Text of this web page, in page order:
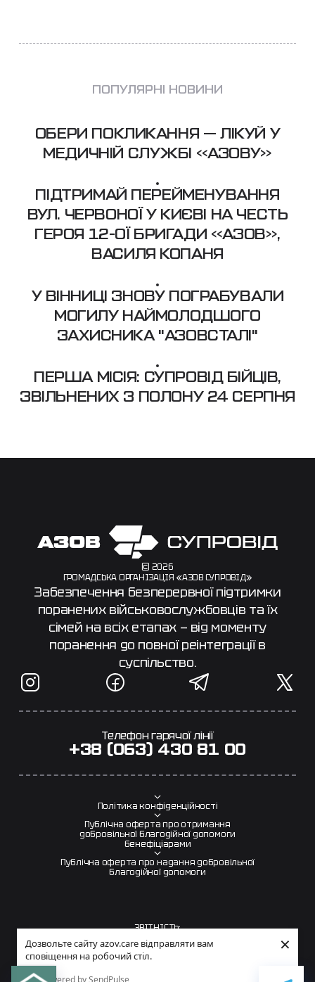
Дозвольте сайту azov.care відправляти вам
сповіщення на робочий стіл.
Powered by SendPulse
×
ПОПУЛЯРНІ НОВИНИ
ОБЕРИ ПОКЛИКАННЯ — ЛІКУЙ У
МЕДИЧНІЙ СЛУЖБІ «АЗОВУ»
ПІДТРИМАЙ ПЕРЕЙМЕНУВАННЯ
ВУЛ. ЧЕРВОНОЇ У КИЄВІ НА ЧЕСТЬ
ГЕРОЯ 12-ОЇ БРИГАДИ «АЗОВ»,
ВАСИЛЯ КОПАНЯ
У ВІННИЦІ ЗНОВУ ПОГРАБУВАЛИ
МОГИЛУ НАЙМОЛОДШОГО
ЗАХИСНИКА "АЗОВСТАЛІ"
ПЕРША МІСІЯ: СУПРОВІД БІЙЦІВ,
ЗВІЛЬНЕНИХ З ПОЛОНУ 24 СЕРПНЯ
© 2026
ГРОМАДСЬКА ОРГАНІЗАЦІЯ «АЗОВ СУПРОВІД»
Забезпечення безперервної підтримки
поранених військовослужбовців та їх
сімей на всіх етапах — від моменту
поранення до повної реінтеграції в
суспільство.
Телефон гарячої лінії
+38 (063) 430 81 00
Політика конфіденційності
Публічна оферта про отримання
добровільної благодійної допомоги
бенефіціарами
Публічна оферта про надання добровільної
благодійної допомоги
ЗВІТНІСТЬ:
Звіт за 2025 рік